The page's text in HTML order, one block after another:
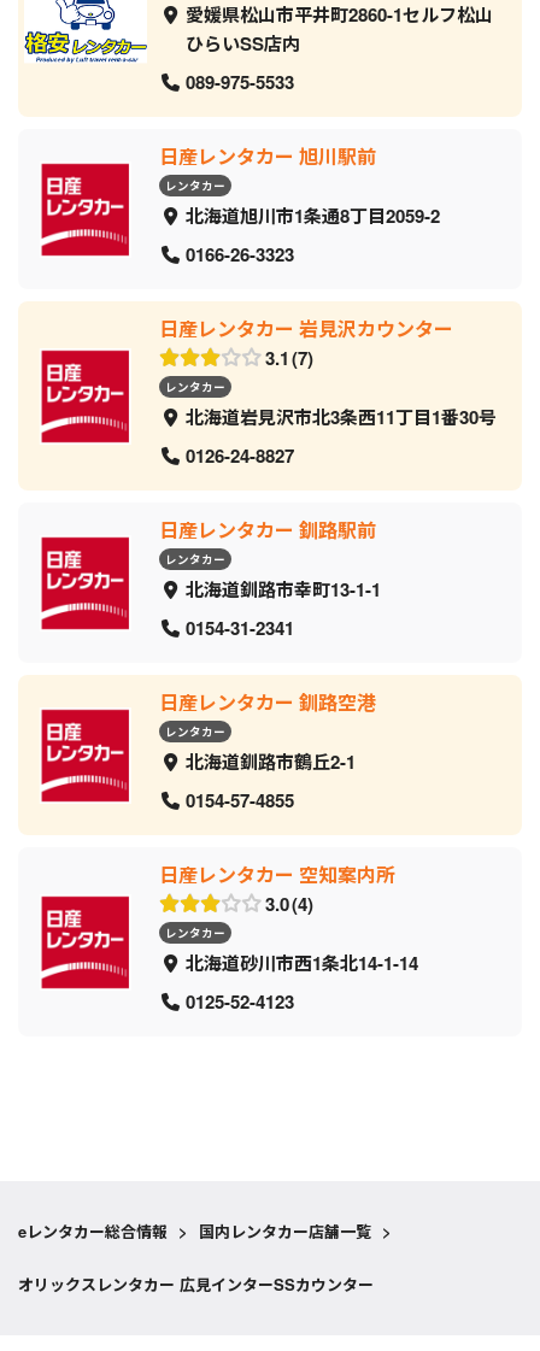
愛媛県松山市平井町2860-1セルフ松山
ひらいSS店内
089-975-5533
日産レンタカー 旭川駅前
レンタカー
北海道旭川市1条通8丁目2059‐2
0166-26-3323
日産レンタカー 岩見沢カウンター
3.1 7
レンタカー
北海道岩見沢市北3条西11丁目1番30号
0126-24-8827
日産レンタカー 釧路駅前
レンタカー
北海道釧路市幸町13-1-1
0154-31-2341
日産レンタカー 釧路空港
レンタカー
北海道釧路市鶴丘2-1
0154-57-4855
日産レンタカー 空知案内所
3.0 4
レンタカー
北海道砂川市西1条北14-1-14
0125-52-4123
eレンタカー総合情報 > 国内レンタカー店舗一覧 >
オリックスレンタカー 広見インターSSカウンター